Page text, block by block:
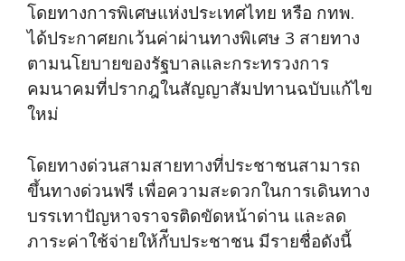
โดยทางการพิเศษแห่งประเทศไทย หรือ กทพ.
ได้ประกาศยกเว้นค่าผ่านทางพิเศษ 3 สายทาง
ตามนโยบายของรัฐบาลและกระทรวงการ
คมนาคมที่ปรากฎในสัญญาสัมปทานฉบับแก้ไข
ใหม่
โดยทางด่วนสามสายทางที่ประชาชนสามารถ
ขึ้นทางด่วนฟรี เพื่อความสะดวกในการเดินทาง
บรรเทาปัญหาจราจรติดขัดหน้าด่าน และลด
ภาระค่าใช้จ่ายให้กัีบประชาชน มีรายชื่อดังนี้